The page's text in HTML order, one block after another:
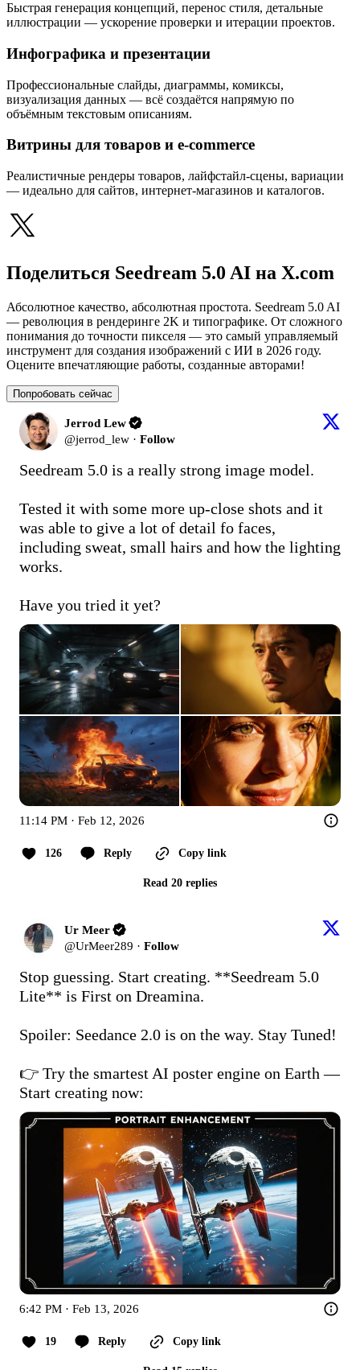
Быстрая генерация концепций, перенос стиля, детальные
иллюстрации — ускорение проверки и итерации проектов.
Инфографика и презентации
Профессиональные слайды, диаграммы, комиксы,
визуализация данных — всё создаётся напрямую по
объёмным текстовым описаниям.
Витрины для товаров и e-commerce
Реалистичные рендеры товаров, лайфстайл-сцены, вариации
— идеально для сайтов, интернет-магазинов и каталогов.
Поделиться Seedream 5.0 AI на X.com
Абсолютное качество, абсолютная простота. Seedream 5.0 AI
— революция в рендеринге 2K и типографике. От сложного
понимания до точности пикселя — это самый управляемый
инструмент для создания изображений с ИИ в 2026 году.
Оцените впечатляющие работы, созданные авторами!
Попробовать сейчас
Jerrod Lew
@jerrod_lew · Follow
Seedream 5.0 is a really strong image model.
Tested it with some more up-close shots and it
was able to give a lot of detail fo faces,
including sweat, small hairs and how the lighting
works.
Have you tried it yet?
11:14 PM · Feb 12, 2026
126 Reply Copy link
Read 20 replies
Ur Meer
@UrMeer289 · Follow
Stop guessing. Start creating. **Seedream 5.0
Lite** is First on Dreamina.
Spoiler: Seedance 2.0 is on the way. Stay Tuned!
👉 Try the smartest AI poster engine on Earth —
Start creating now:
6:42 PM · Feb 13, 2026
19 Reply Copy link